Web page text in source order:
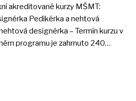
akreditované kurzy MŠMT:
Pedikérka a nehtová
designérka – Termín kurzu v
programu je zahrnuto 240…